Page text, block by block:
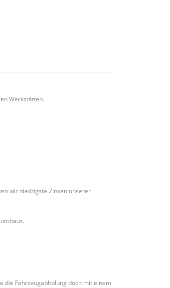
Werkstätten.
wir niedrigste Zinsen unserer
die Fahrzeugabholung doch mit einem